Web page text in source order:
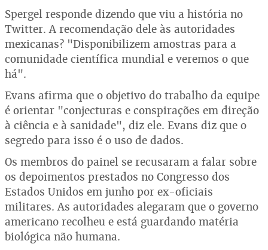
Spergel responde dizendo que viu a história no
Twitter. A recomendação dele às autoridades
mexicanas? "Disponibilizem amostras para a
comunidade científica mundial e veremos o que
há".
Evans afirma que o objetivo do trabalho da equipe
é orientar "conjecturas e conspirações em direção
à ciência e à sanidade", diz ele. Evans diz que o
segredo para isso é o uso de dados.
Os membros do painel se recusaram a falar sobre
os depoimentos prestados no Congresso dos
Estados Unidos em junho por ex-oficiais
militares. As autoridades alegaram que o governo
americano recolheu e está guardando matéria
biológica não humana.